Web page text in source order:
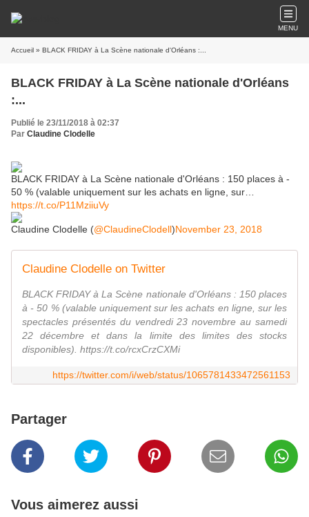
MENU
Accueil » BLACK FRIDAY à La Scène nationale d'Orléans :...
BLACK FRIDAY à La Scène nationale d'Orléans
:...
Publié le 23/11/2018 à 02:37
Par Claudine Clodelle
BLACK FRIDAY à La Scène nationale d'Orléans : 150 places à -
50 % (valable uniquement sur les achats en ligne, sur…
https://t.co/P11MziiuVy
Claudine Clodelle (@ClaudineClodell)November 23, 2018
Claudine Clodelle on Twitter
BLACK FRIDAY à La Scène nationale d'Orléans : 150 places
à - 50 % (valable uniquement sur les achats en ligne, sur les
spectacles présentés du vendredi 23 novembre au samedi
22 décembre et dans la limite des limites des stocks
disponibles). https://t.co/rcxCrzCXMi
https://twitter.com/i/web/status/1065781433472561153
Partager
Vous aimerez aussi